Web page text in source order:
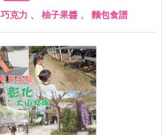
巧克力 、 柚子果醬 、 麵包食譜